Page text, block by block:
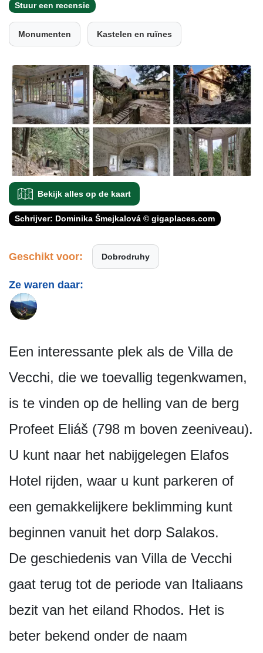
Stuur een recensie
Monumenten Kastelen en ruïnes
Bekijk alles op de kaart
Schrijver: Dominika Šmejkalová © gigaplaces.com
Geschikt voor: Dobrodruhy
Ze waren daar:
Een interessante plek als de Villa de
Vecchi, die we toevallig tegenkwamen,
is te vinden op de helling van de berg
Profeet Eliáš (798 m boven zeeniveau).
U kunt naar het nabijgelegen Elafos
Hotel rijden, waar u kunt parkeren of
een gemakkelijkere beklimming kunt
beginnen vanuit het dorp Salakos.
De geschiedenis van Villa de Vecchi
gaat terug tot de periode van Italiaans
bezit van het eiland Rhodos. Het is
beter bekend onder de naam